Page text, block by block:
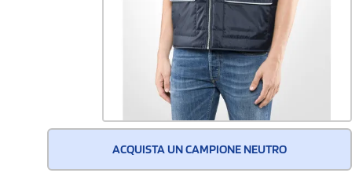
ACQUISTA UN CAMPIONE NEUTRO